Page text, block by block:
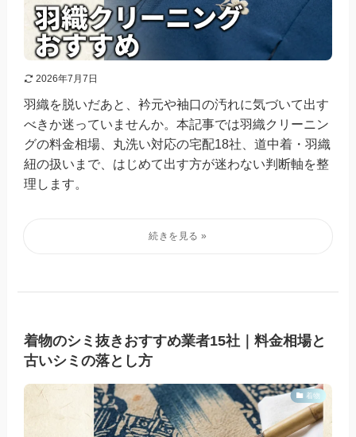
2026年7月7日
羽織を脱いだあと、衿元や袖口の汚れに気づいて出す
べきか迷っていませんか。本記事では羽織クリーニン
グの料金相場、丸洗い対応の宅配18社、道中着・羽織
紐の扱いまで、はじめて出す方が迷わない判断軸を整
理します。
着物のシミ抜きおすすめ業者15社｜料金相場と
古いシミの落とし方
着物